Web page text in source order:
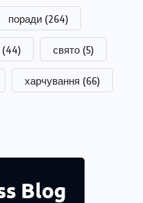
поради (264)
(44) свято (5)
харчування (66)